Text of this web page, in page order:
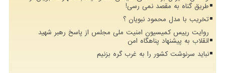
طریق گناه به مقصد نمی رسی!
تخریب با مدل محمود نبویان ؟
روایت رییس کمیسیون امنیت ملی مجلس از پاسخ رهبر شهید
انقلاب به پیشنهاد پناهگاه امن
نباید سرنوشت کشور را به غرب گره بزنیم